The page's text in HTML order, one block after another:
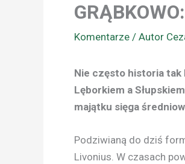
Komentarze / Autor
Nie często historia tak
Lęborkiem a
majątku sięga
Podziwianą do dziś
Livonius. W czasach